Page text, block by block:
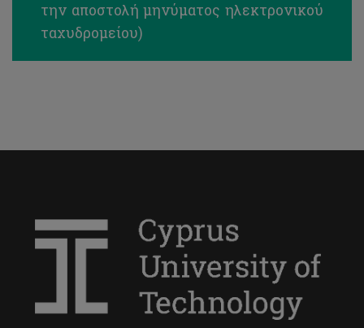
την αποστολή μηνύματος ηλεκτρονικού
ταχυδρομείου)